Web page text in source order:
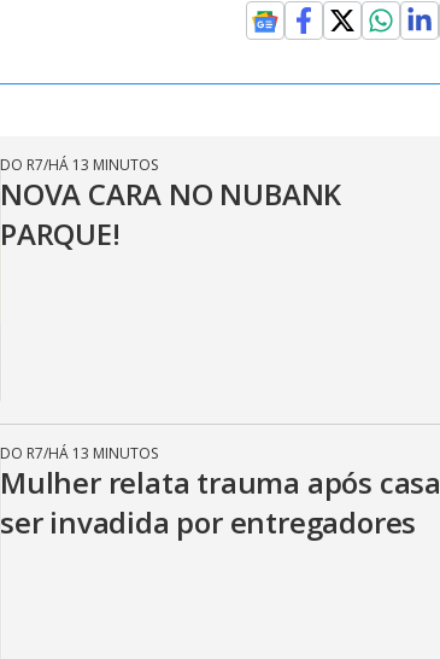
DO R7/HÁ 13 MINUTOS
NOVA CARA NO NUBANK
PARQUE!
DO R7/HÁ 13 MINUTOS
Mulher relata trauma após casa
ser invadida por entregadores